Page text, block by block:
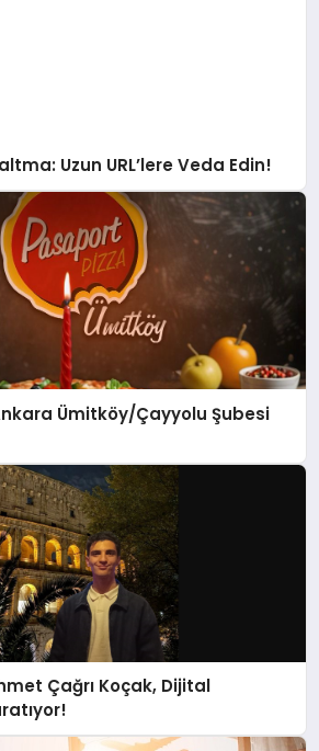
Uzun URL’lere Veda Edin!
Ümitköy/Çayyolu Şubesi
Çağrı Koçak, Dijital